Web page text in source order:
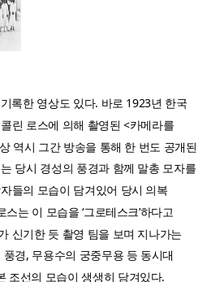
록한 영상도 있다. 바로 1923년 한국
린 로스에 의해 촬영된 <카메라를
역시 그간 방송을 통해 한 번도 공개된
당시 경성의 풍경과 함께 말총 모자를
들의 모습이 담겨있어 당시 의복
는 이 모습을 ‘그로테스크’하다고
신기한 듯 촬영 팀을 보며 지나가는
경, 무용수의 궁중무용 등 동시대
조선의 모습이 생생히 담겨있다.